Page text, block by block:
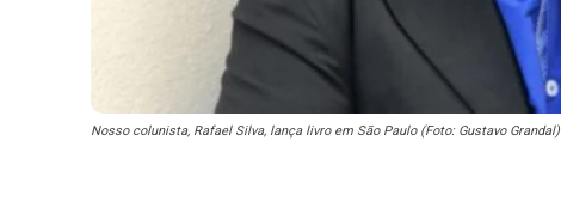
Nosso colunista, Rafael Silva, lança livro em São Paulo (Foto: Gustavo Grandal)